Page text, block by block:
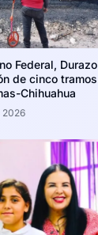
Federal, Durazo
de cinco tramos
Chihuahua
2026